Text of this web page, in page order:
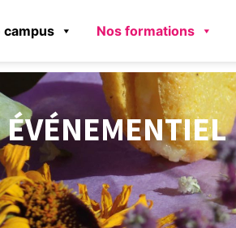
campus Nos formations
ÉVÉNEMENTIEL